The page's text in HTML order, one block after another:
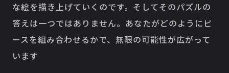
な絵を描き上げていくのです。そしてそのパズルの
答えは一つではありません。あなたがどのようにピ
ースを組み合わせるかで、無限の可能性が広がって
います